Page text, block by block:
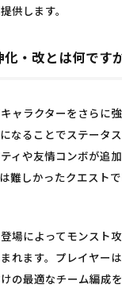
供します。
・改とは何です
ャラクターをさらに
なることでステータ
ィや友情コンボが追
難しかったクエスト
場によってモンスト
れます。プレイヤー
の最適なチーム編成